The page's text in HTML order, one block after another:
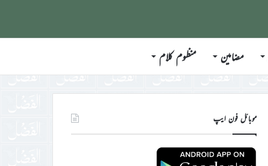
مضامین منظوم کلام
موبائل فون ایپ